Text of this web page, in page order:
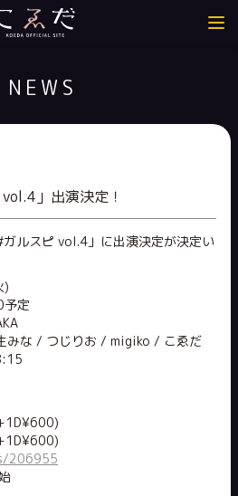
NEWS
」出演決定！
ルスピ vol.4」に出演決定が決定い
)
定
みな / つじりお / migiko / こゑだ
206955